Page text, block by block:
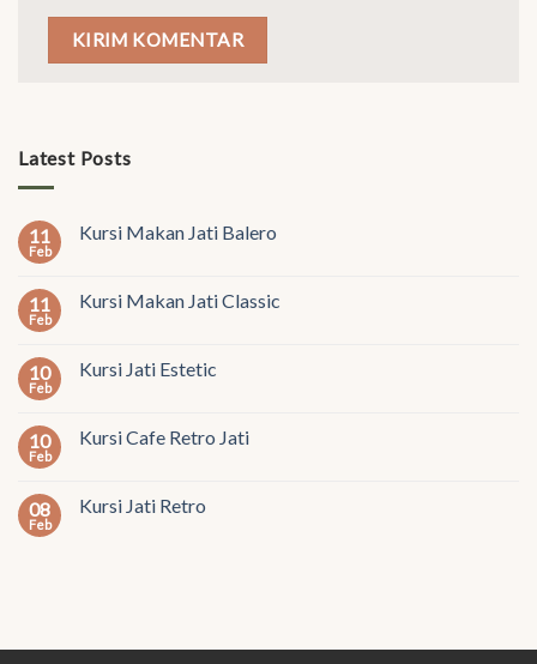
Latest Posts
11
Feb
Kursi Makan Jati Balero
11
Feb
Kursi Makan Jati Classic
10
Feb
Kursi Jati Estetic
10
Feb
Kursi Cafe Retro Jati
08
Feb
Kursi Jati Retro